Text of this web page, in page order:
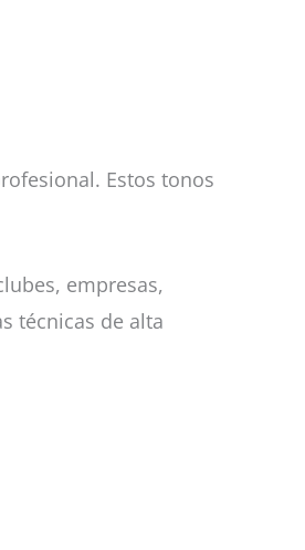
Estos tonos
empresas,
técnicas de alta